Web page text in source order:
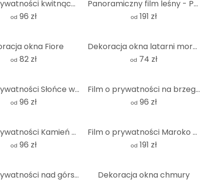
Film o prywatności kwitnącej wiśni - Panorama
od 96 zł
Panoramiczny film leśny - Panorama
od 191 zł
okna Fiore
od 82 zł
Dekoracja okna latarni morskiej
od 74 zł
Film o prywatności Słońce w bambusowym lesie
od 96 zł
Film o prywatności na brzegu rzeki
od 96 zł
Film o prywatności Kamień w piasku 2
od 96 zł
Film o prywatności Maroko - Panorama
od 191 zł
Film o prywatności nad górskim jeziorem Dekoracja okna chmury